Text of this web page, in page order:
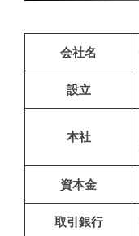
会社名
設立
本社
資本金
取引銀行